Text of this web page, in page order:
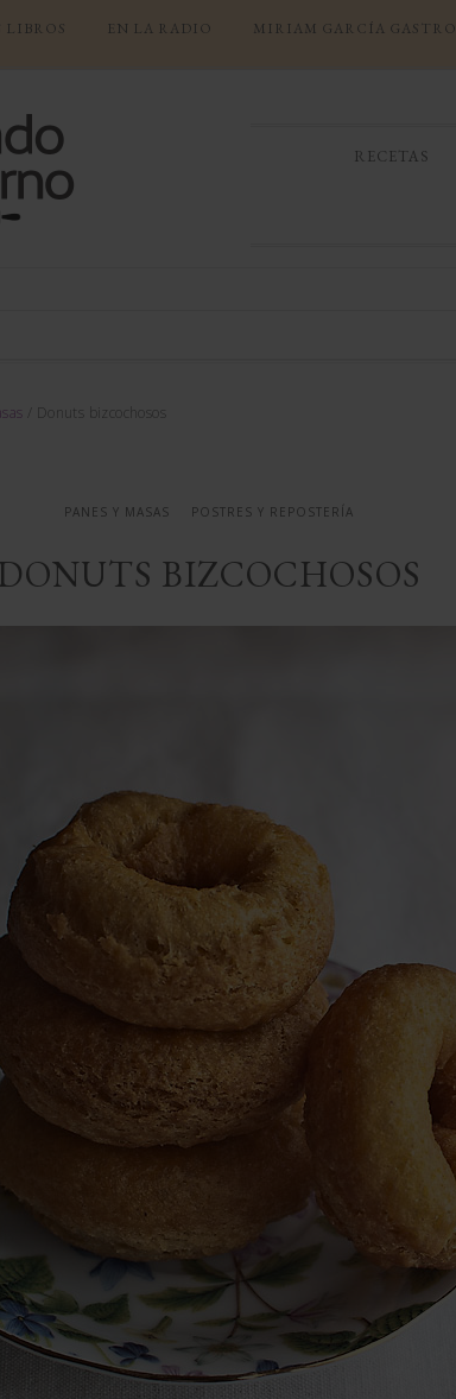
LIBROS EN LA RADIO MIRIAM GARCÍA GASTRO
RECETAS
Donuts bizcochosos
PANES Y MASAS POSTRES Y REPOSTERÍA
BIZCOCHOSOS